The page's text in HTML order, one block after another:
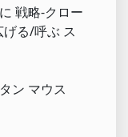
戦略-クロー
る/呼ぶ ス
ン マウス